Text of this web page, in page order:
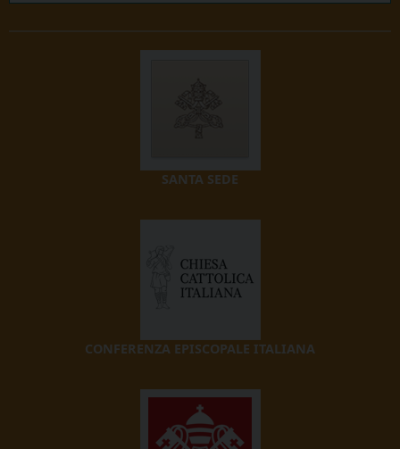
SANTA SEDE
CONFERENZA EPISCOPALE ITALIANA